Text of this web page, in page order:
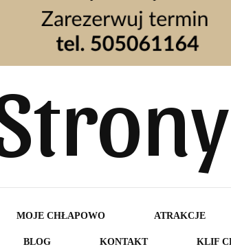
MOJE CHŁAPOWO ATRAKCJE
BLOG KONTAKT KLIF